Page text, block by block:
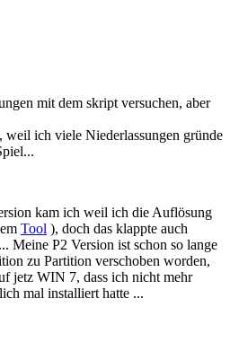
mit dem skript versuchen, aber
weil ich viele Niederlassungen gründe
kam ich weil ich die Auflösung
Tool ), doch das klappte auch
Meine P2 Version ist schon so lange
zu Partition verschoben worden,
jetz WIN 7, dass ich nicht mehr
mal installiert hatte ...